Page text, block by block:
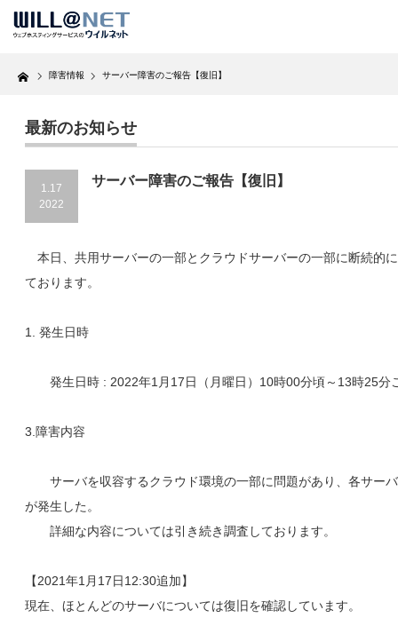
Home 障害情報 サーバー障害のご報告【復旧】
最新のお知らせ
1.17
2022
サーバー障害のご報告【復旧】
本日、共用サーバーの一部とクラウドサーバーの一部に断続的
ております。
1. 発生日時
発生日時 : 2022年1月17日（月曜日）10時00分頃～13時25分
3.障害内容
サーバを収容するクラウド環境の一部に問題があり、各サー
が発生した。
詳細な内容については引き続き調査しております。
【2021年1月17日12:30追加】
現在、ほとんどのサーバについては復旧を確認しています。